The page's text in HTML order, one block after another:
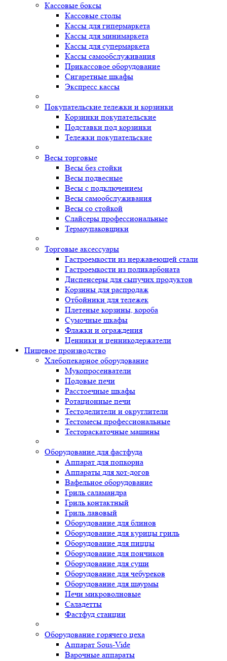
Кассовые боксы
Кассовые столы
Кассы для гипермаркета
Кассы для минимаркета
Кассы для супермаркета
Кассы самообслуживания
Прикассовое оборудование
Сигаретные шкафы
Экспресс кассы
Покупательские тележки и корзинки
Корзинки покупательские
Подставки под корзинки
Тележки покупательские
Весы торговые
Весы без стойки
Весы подвесные
Весы с подключением
Весы самообслуживания
Весы со стойкой
Слайсеры профессиональные
Термоупаковщики
Торговые аксессуары
Гастроемкости из нержавеющей стали
Гастроемкости из поликарбоната
Диспенсеры для сыпучих продуктов
Корзины для распродаж
Отбойники для тележек
Плетеные корзины, короба
Сумочные шкафы
Флажки и ограждения
Ценники и ценникодержатели
Пищевое производство
Хлебопекарное оборудование
Мукопросеиватели
Подовые печи
Расстоечные шкафы
Ротационные печи
Тестоделители и округлители
Тестомесы профессиональные
Тестораскаточные машины
Оборудование для фастфуда
Аппарат для попкорна
Аппараты для хот-догов
Вафельное оборудование
Гриль саламандра
Гриль контактный
Гриль лавовый
Оборудование для блинов
Оборудование для курицы гриль
Оборудование для пиццы
Оборудование для пончиков
Оборудование для суши
Оборудование для чебуреков
Оборудование для шаурмы
Печи микроволновые
Саладетты
Фастфуд станции
Оборудование горячего цеха
Аппарат Sous-Vide
Варочные аппараты